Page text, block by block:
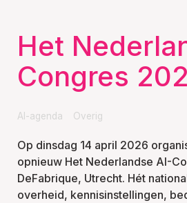
Het
Congres
AI-agenda Overig
Op dinsdag 14 april 2026
opnieuw Het Nederlandse AI-
DeFabrique, Utrecht. Hét
overheid, kennisinstellingen,